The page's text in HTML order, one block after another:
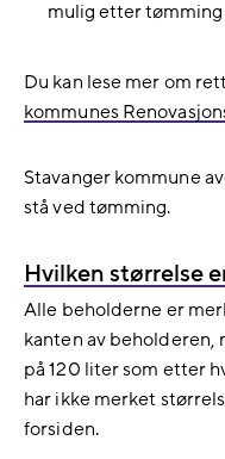
mulig etter tømming
Du kan lese mer om
kommunes
Stavanger kommune
stå ved tømming.
Hvilken størrelse
Alle beholderne er
kanten av beholderen,
på 120 liter som etter
har ikke merket
forsiden.